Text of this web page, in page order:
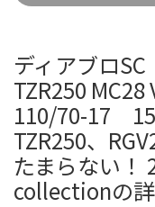
ディアブロ
TZR250 MC28
110/70-17
TZR250、
たまらない！
collectionの